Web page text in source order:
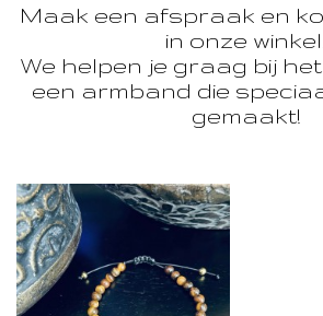
Maak een afspraak en
in onze winkel.
We helpen je graag bij
een armband die
gemaakt!